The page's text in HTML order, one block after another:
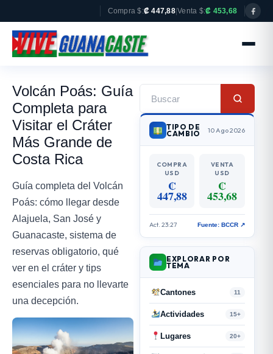
Compra $:₡ 447,88| Venta $:₡ 453,68
Volcán Poás: Guía
Completa para
Visitar el Cráter
Más Grande de
Costa Rica
Guía completa del Volcán
Poás: cómo llegar desde
Alajuela, San José y
Guanacaste, sistema de
reservas obligatorio, qué
ver en el cráter y tips
esenciales para no llevarte
una decepción.
TIPO DE
CAMBIO 10 Ago 2026
COMPRA
USD
₡
447,88
VENTA
USD
₡
453,68
Act. 23:27 Fuente: BCCR ↗
EXPLORAR POR
TEMA
Cantones 11
Actividades 15+
Lugares 20+